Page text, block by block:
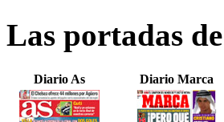
Las portadas
Diario As Diario Marca